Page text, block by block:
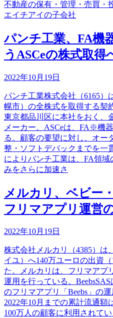
不動産の保有・管理・売買・
エイチアイの子会社
パンチ工業、FA機
うASCeの株式取得
2022年10月19日
パンチ工業株式会社（6165）
幌市）の全株式を取得する契
東京都品川区に本社をおく、
メーカー。ASCeは、FA※機
る。顧客の要望に対し、オー
整・ソフトデバックまでを一
によりパンチ工業は、FA領
みをさらに加速さ
メルカリ、ベビー
フリマアプリ運営
2022年10月19日
株式会社メルカリ（4385）は
イユ）へ140万ユーロの出資
た。メルカリは、フリマアプ
運用を行っている。
のフリマアプリ「Beebs」の
2022年10月までの累計流通額
100万人の顧客に利用されて